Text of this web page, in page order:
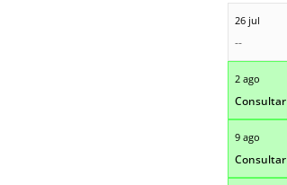
26 jul
--
2 ago
Consultar
9 ago
Consultar